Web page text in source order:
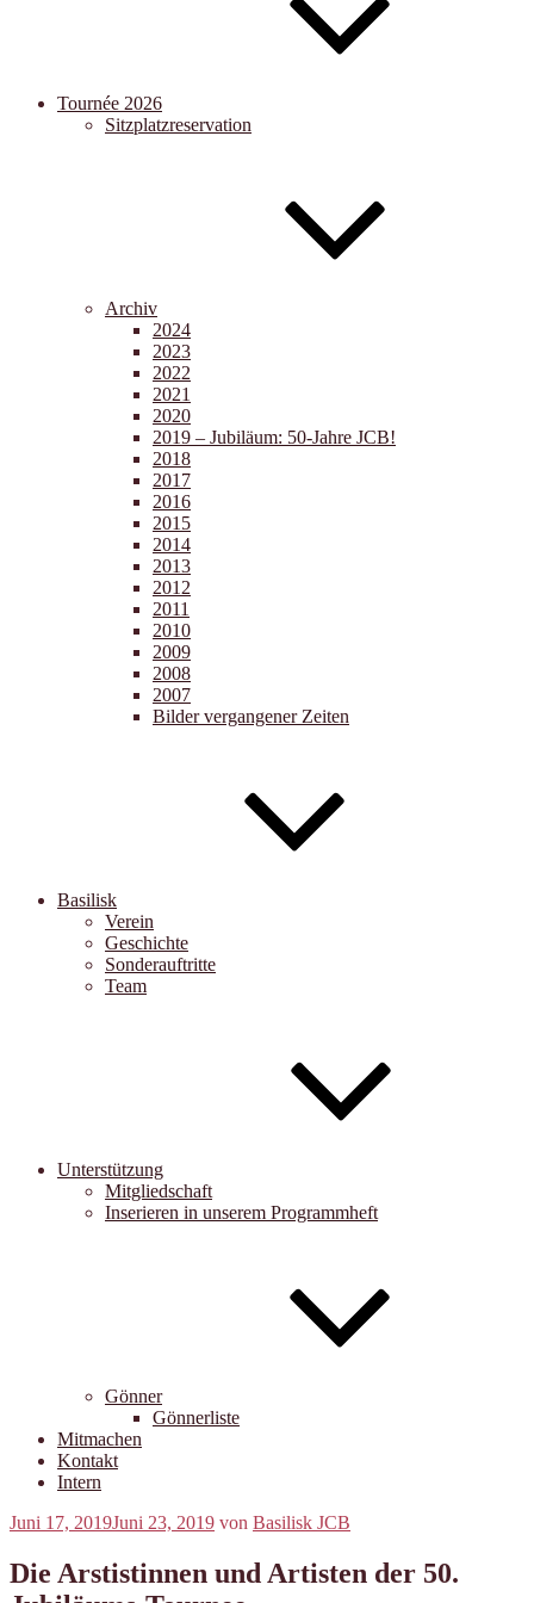
Tournée 2026
Sitzplatzreservation
Archiv
2024
2023
2022
2021
2020
2019 – Jubiläum: 50-Jahre JCB!
2018
2017
2016
2015
2014
2013
2012
2011
2010
2009
2008
2007
Bilder vergangener Zeiten
Basilisk
Verein
Geschichte
Sonderauftritte
Team
Unterstützung
Mitgliedschaft
Inserieren in unserem Programmheft
Gönner
Gönnerliste
Mitmachen
Kontakt
Intern
Veröffentlicht
Juni 17, 2019Juni 23, 2019 von Basilisk JCB
Die Arstistinnen und Artisten der 50.